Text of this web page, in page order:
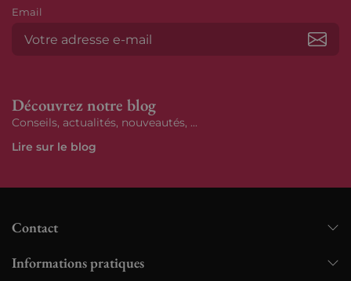
Email
Découvrez notre blog
Conseils, actualités, nouveautés, ...
Lire sur le blog
Contact
Informations pratiques